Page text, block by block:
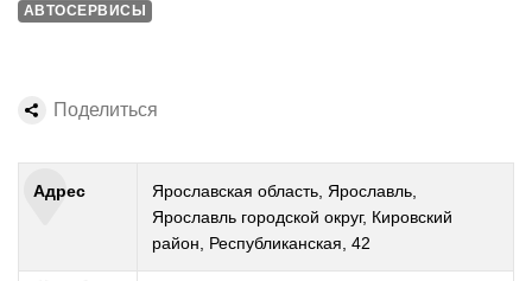
Адрес
Ярославская область, Ярославль,
Ярославль городской округ, Кировский
район, Республиканская, 42
АВТОСЕРВИСЫ
Поделиться